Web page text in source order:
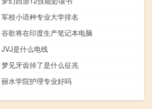
军校小语种专业大学排名
谷歌将在印度生产笔记本电脑
JVJ是什么电线
梦见牙齿掉了是什么征兆
丽水学院护理专业好吗